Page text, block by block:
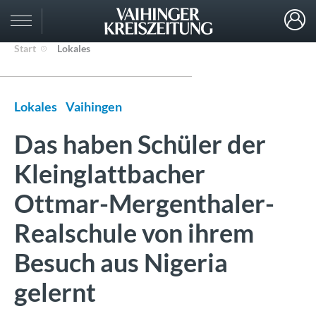
Start Lokales
Lokales Vaihingen
Das haben Schüler der
Kleinglattbacher
Ottmar-Mergenthaler-
Realschule von ihrem
Besuch aus Nigeria
gelernt